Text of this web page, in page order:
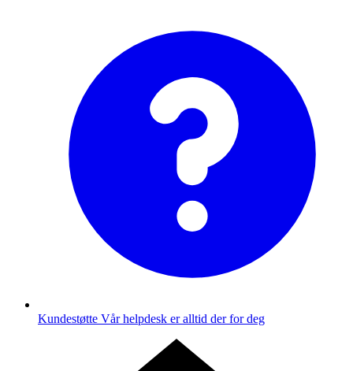
Kundestøtte Vår helpdesk er alltid der for deg